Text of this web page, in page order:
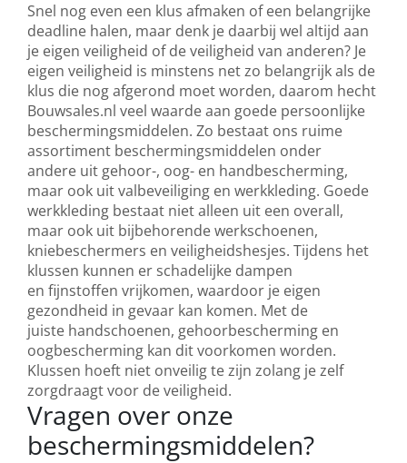
Snel nog even een klus afmaken of een belangrijke
deadline halen, maar denk je daarbij wel altijd aan
je eigen veiligheid of de veiligheid van anderen? Je
eigen veiligheid is minstens net zo belangrijk als de
klus die nog afgerond moet worden, daarom hecht
Bouwsales.nl veel waarde aan goede persoonlijke
beschermingsmiddelen. Zo bestaat ons ruime
assortiment beschermingsmiddelen onder
andere uit gehoor-, oog- en handbescherming,
maar ook uit valbeveiliging en werkkleding. Goede
werkkleding bestaat niet alleen uit een overall,
maar ook uit bijbehorende werkschoenen,
kniebeschermers en veiligheidshesjes. Tijdens het
klussen kunnen er schadelijke dampen
en fijnstoffen vrijkomen, waardoor je eigen
gezondheid in gevaar kan komen. Met de
juiste handschoenen, gehoorbescherming en
oogbescherming kan dit voorkomen worden.
Klussen hoeft niet onveilig te zijn zolang je zelf
zorgdraagt voor de veiligheid.
Vragen over onze
beschermingsmiddelen?